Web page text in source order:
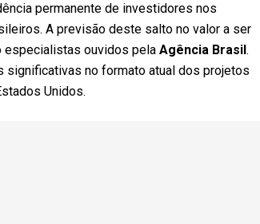
permanente de investidores nos
A previsão deste salto no valor a ser
especialistas ouvidos pela Agência Brasil.
significativas no formato atual dos projetos
Unidos.